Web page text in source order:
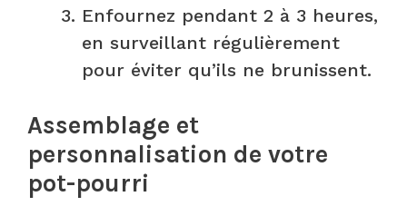
Enfournez pendant 2 à 3 heures,
en surveillant régulièrement
pour éviter qu’ils ne brunissent.
Assemblage et
personnalisation de votre
pot-pourri